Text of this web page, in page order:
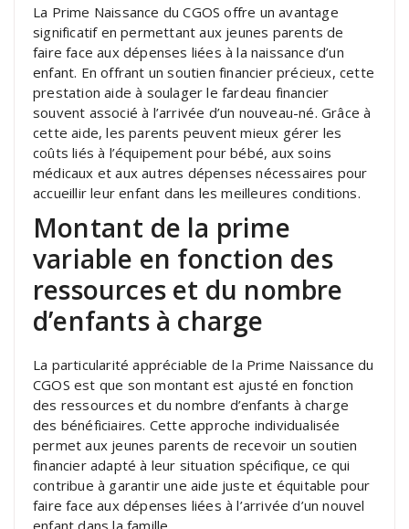
La Prime Naissance du CGOS offre un avantage
significatif en permettant aux jeunes parents de
faire face aux dépenses liées à la naissance d’un
enfant. En offrant un soutien financier précieux, cette
prestation aide à soulager le fardeau financier
souvent associé à l’arrivée d’un nouveau-né. Grâce à
cette aide, les parents peuvent mieux gérer les
coûts liés à l’équipement pour bébé, aux soins
médicaux et aux autres dépenses nécessaires pour
accueillir leur enfant dans les meilleures conditions.
Montant de la prime
variable en fonction des
ressources et du nombre
d’enfants à charge
La particularité appréciable de la Prime Naissance du
CGOS est que son montant est ajusté en fonction
des ressources et du nombre d’enfants à charge
des bénéficiaires. Cette approche individualisée
permet aux jeunes parents de recevoir un soutien
financier adapté à leur situation spécifique, ce qui
contribue à garantir une aide juste et équitable pour
faire face aux dépenses liées à l’arrivée d’un nouvel
enfant dans la famille.